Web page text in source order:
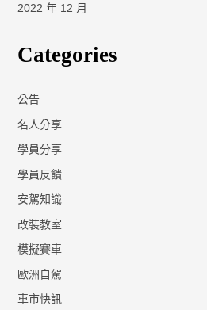
2022 年 12 月
Categories
公告
名人分享
學員分享
學員反饋
安駕知識
改裝教室
模擬賽車
歐洲自駕
車市快訊